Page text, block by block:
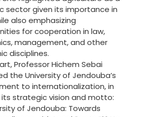
sector given its importance in
also emphasizing
for cooperation in law,
management, and other
disciplines.
Professor Hichem Sebai
the University of Jendouba’s
to internationalization, in
its strategic vision and motto:
of Jendouba: Towards